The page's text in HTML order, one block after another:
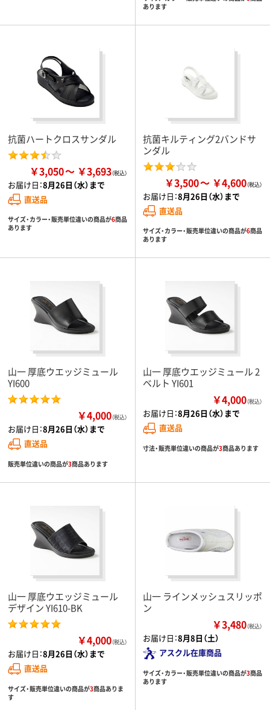
あります
抗菌ハートクロスサンダル
￥3,050 ￥3,693
お届け日：8月26日（水）まで
直送品
サイズ・カラー・販売単位違いの商品が6商品
あります
抗菌キルティング2バンドサ
ンダル
￥3,500 ￥4,600
お届け日：8月26日（水）まで
直送品
サイズ・カラー・販売単位違いの商品が6商品
あります
山一 厚底ウエッジミュール
YI600
￥4,000（税込）
お届け日：8月26日（水）まで
直送品
販売単位違いの商品が3商品あります
山一 厚底ウエッジミュール 2
ベルト YI601
￥4,000（税込）
お届け日：8月26日（水）まで
直送品
寸法・販売単位違いの商品が3商品あります
山一 厚底ウエッジミュール
デザイン YI610-BK
￥4,000（税込）
お届け日：8月26日（水）まで
直送品
サイズ・販売単位違いの商品が3商品ありま
す
山一 ラインメッシュスリッポ
ン
￥3,480（税込）
お届け日：8月8日（土）
アスクル在庫商品
サイズ・カラー・販売単位違いの商品が3商品
あります